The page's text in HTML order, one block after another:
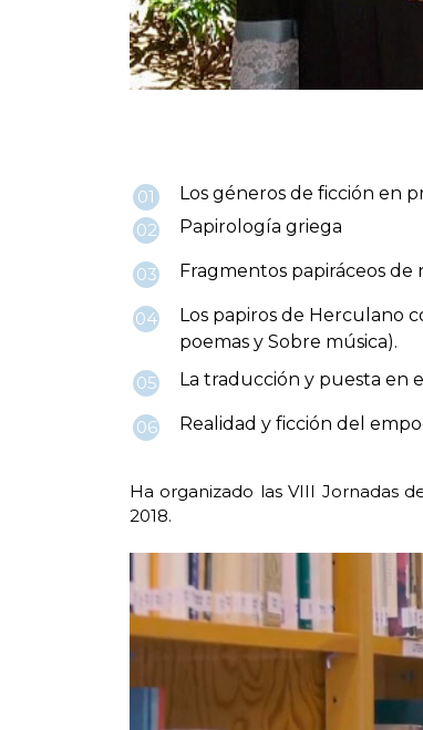
01
Los géneros de ficción en
02
Papirología griega
03 Fragmentos papiráceos de
04
Los papiros de Herculano
poemas y Sobre música).
05
La traducción y puesta en
06 Realidad y ficción del
Ha organizado las VIII Jornadas
2018.